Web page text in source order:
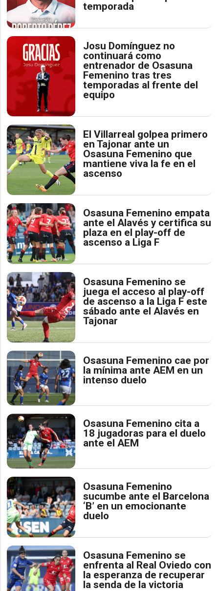
temporada
Josu Domínguez no
continuará como
entrenador de Osasuna
Femenino tras tres
temporadas al frente del
equipo
El Villarreal golpea primero
en Tajonar ante un
Osasuna Femenino que
mantiene viva la fe en el
ascenso
Osasuna Femenino empata
ante el Alavés y certifica su
plaza en el play-off de
ascenso a Liga F
Osasuna Femenino se
juega el acceso al play-off
de ascenso a la Liga F este
sábado ante el Alavés en
Tajonar
Osasuna Femenino cae por
la mínima ante AEM en un
intenso duelo
Osasuna Femenino cita a
18 jugadoras para el duelo
ante el AEM
Osasuna Femenino
sucumbe ante el Barcelona
‘B’ en un emocionante
duelo
Osasuna Femenino se
enfrenta al Real Oviedo con
la esperanza de recuperar
la senda de la victoria